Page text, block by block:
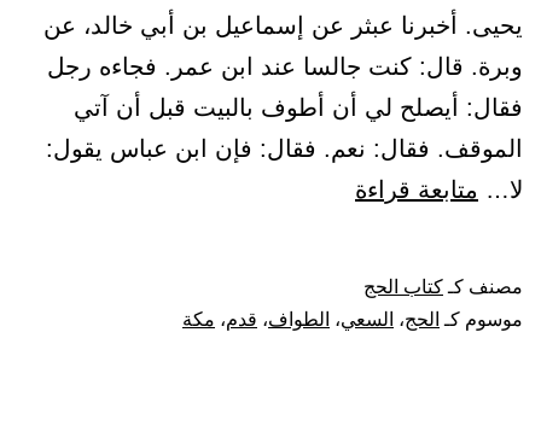
يحيى. أخبرنا عبثر عن إسماعيل بن أبي خالد، عن
وبرة. قال: كنت جالسا عند ابن عمر. فجاءه رجل
فقال: أيصلح لي أن أطوف بالبيت قبل أن آتي
الموقف. فقال: نعم. فقال: فإن ابن عباس يقول:
لا… متابعة قراءة
من
مصنف كـ كتاب الحج
موسوم كـ الحج، السعي، الطواف، قدم، مكة